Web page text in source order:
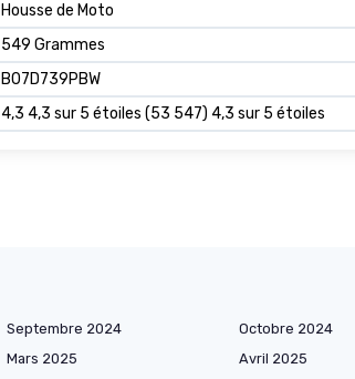
Housse de Moto
549 Grammes
B07D739PBW
4,3 4,3 sur 5 étoiles (53 547) 4,3 sur 5 étoiles
Septembre 2024 Octobre 2024
Mars 2025 Avril 2025